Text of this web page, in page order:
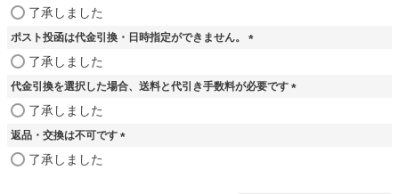
須
了承しました
ポスト投函は代金引換・日時指定ができません。
須
了承しました
代金引換を選択した場合、送料と代引き手数料が必要です
了承しました
返品・交換は不可です
了承しました